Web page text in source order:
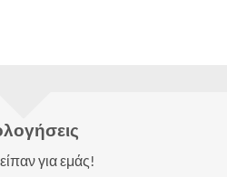
είπαν για εμάς!